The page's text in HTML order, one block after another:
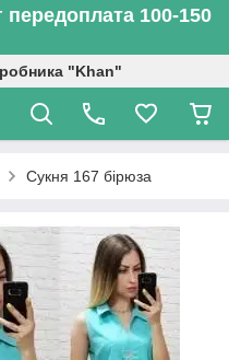
100-150
"Khan"
Сукня 167 бірюза